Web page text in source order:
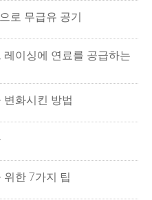
로 무급유 공기
이싱에 연료를 공급하는
변화시킨 방법
한 7가지 팁